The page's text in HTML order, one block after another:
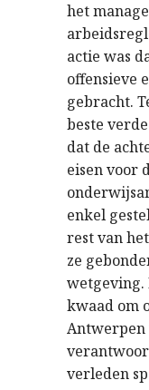
het
actie was
offensieve
gebracht.
beste
dat de
eisen voor
enkel
rest van
ze
wetgeving.
kwaad om
Antwerpen
verleden